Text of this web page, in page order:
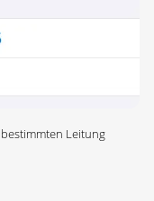
Leitung